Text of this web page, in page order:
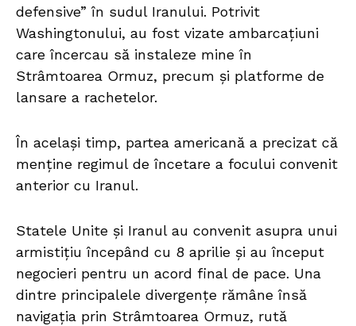
defensive” în sudul Iranului. Potrivit
Washingtonului, au fost vizate ambarcațiuni
care încercau să instaleze mine în
Strâmtoarea Ormuz, precum și platforme de
lansare a rachetelor.
În același timp, partea americană a precizat că
menține regimul de încetare a focului convenit
anterior cu Iranul.
Statele Unite și Iranul au convenit asupra unui
armistițiu începând cu 8 aprilie și au început
negocieri pentru un acord final de pace. Una
dintre principalele divergențe rămâne însă
navigația prin Strâmtoarea Ormuz, rută